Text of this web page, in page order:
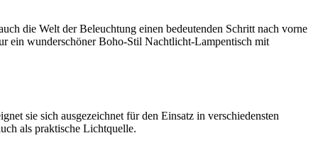
die Welt der Beleuchtung einen bedeutenden Schritt nach vorne
ein wunderschöner Boho-Stil Nachtlicht-Lampentisch mit
sie sich ausgezeichnet für den Einsatz in verschiedensten
als praktische Lichtquelle.